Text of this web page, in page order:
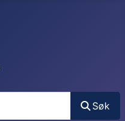
Søk